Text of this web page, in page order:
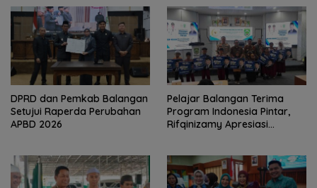
DPRD dan Pemkab Balangan
Setujui Raperda Perubahan
APBD 2026
Pelajar Balangan Terima
Program Indonesia Pintar,
Rifqinizamy Apresiasi